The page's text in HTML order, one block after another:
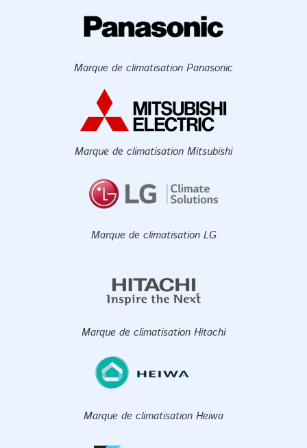
Marque de climatisation Panasonic
Marque de climatisation Mitsubishi
Marque de climatisation LG
Marque de climatisation Hitachi
Marque de climatisation Heiwa